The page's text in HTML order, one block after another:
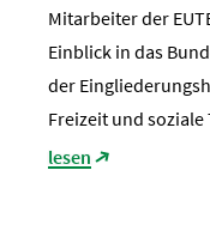
Mitarbeiter der
Einblick in das
der
Freizeit und soziale
lesen